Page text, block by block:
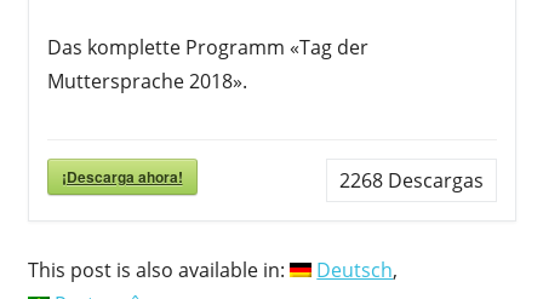
Das komplette Programm «Tag der
Muttersprache 2018».
¡Descarga ahora! 2268Descargas
This post is also available in:
Deutsch